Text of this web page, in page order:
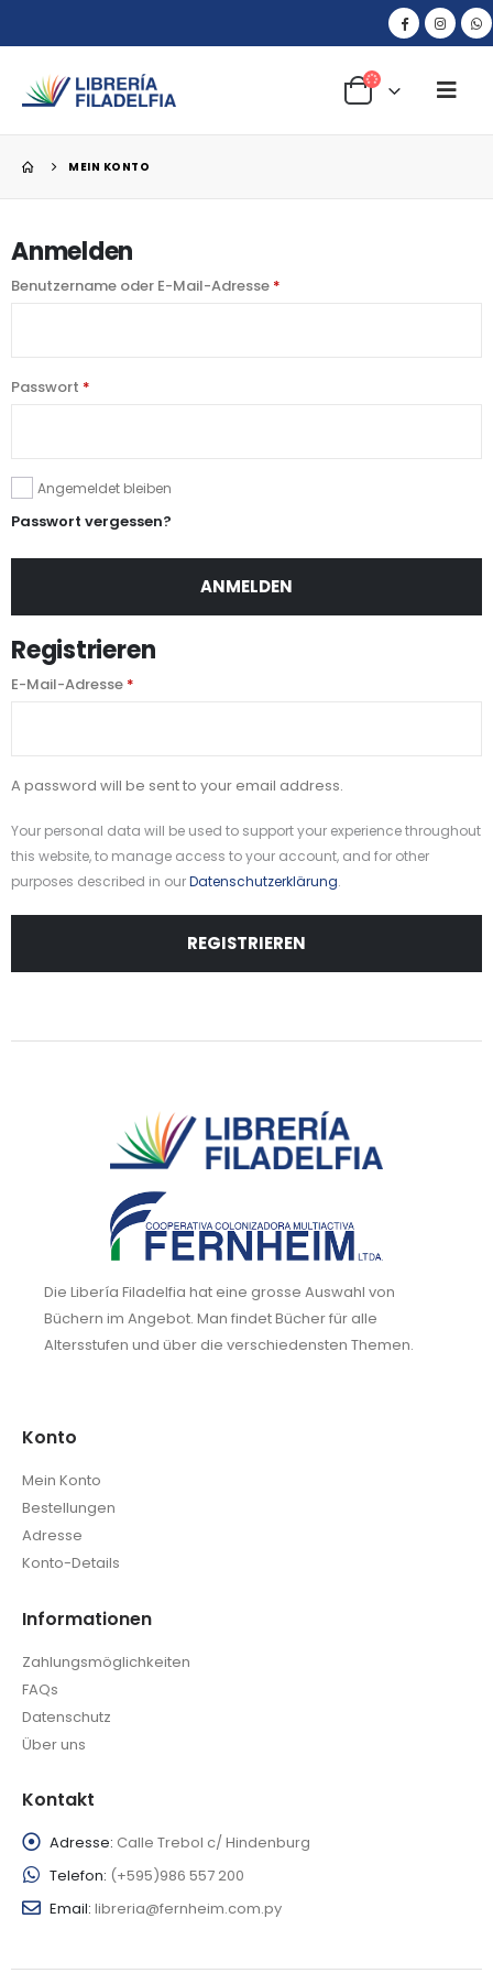
MEIN KONTO
Anmelden
Benutzername oder E-Mail-Adresse *
Passwort *
Angemeldet bleiben
Passwort vergessen?
ANMELDEN
Registrieren
E-Mail-Adresse *
A password will be sent to your email address.
Your personal data will be used to support your experience throughout
this website, to manage access to your account, and for other
purposes described in ourDatenschutzerklärung.
REGISTRIEREN
Die Libería Filadelfia hat eine grosse Auswahl von
Büchern im Angebot. Man findet Bücher für alle
Altersstufen und über die verschiedensten Themen.
Konto
Mein Konto
Bestellungen
Adresse
Konto-Details
Informationen
Zahlungsmöglichkeiten
FAQs
Datenschutz
Über uns
Kontakt
Adresse: Calle Trebol c/ Hindenburg
Telefon: (+595)986 557 200
Email: libreria@fernheim.com.py